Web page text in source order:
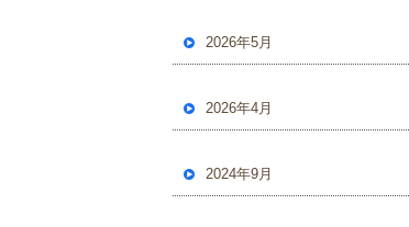
2026年5月
2026年4月
2024年9月